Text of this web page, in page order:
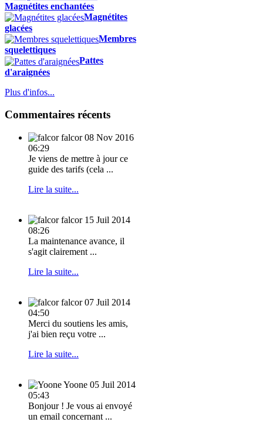
Magnétites enchantées
Magnétites
glacées
Membres
squelettiques
Pattes
d'araignées
Plus d'infos...
Commentaires récents
falcor 08 Nov 2016
06:29
Je viens de mettre à jour ce
guide des tarifs (cela ...
Lire la suite...
falcor 15 Juil 2014
08:26
La maintenance avance, il
s'agit clairement ...
Lire la suite...
falcor 07 Juil 2014
04:50
Merci du soutiens les amis,
j'ai bien reçu votre ...
Lire la suite...
Yoone 05 Juil 2014
05:43
Bonjour ! Je vous ai envoyé
un email concernant ...